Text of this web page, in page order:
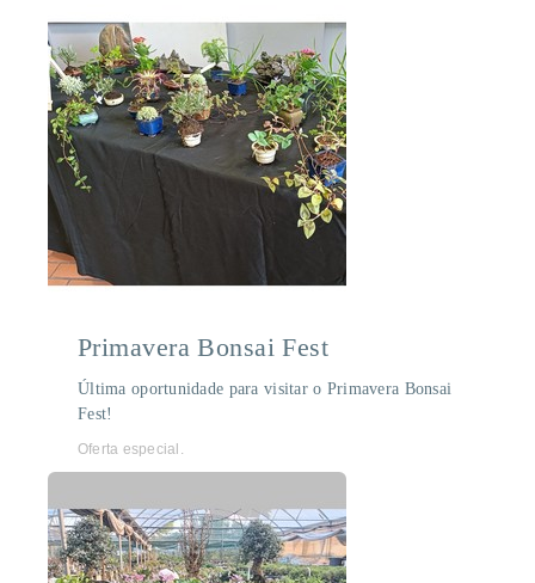
Primavera Bonsai Fest
Última oportunidade para visitar o Primavera Bonsai
Fest!
Oferta especial.